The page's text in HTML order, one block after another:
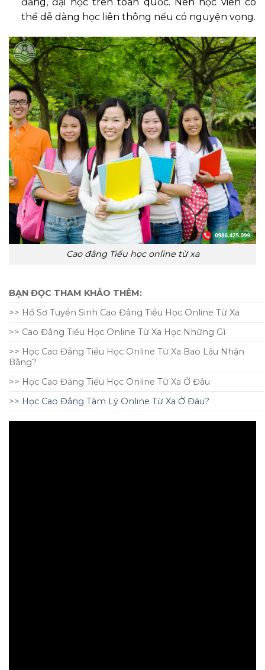
thể dễ dàng học liên thông nếu có nguyện vọng.
Cao đẳng Tiểu học online từ xa
BẠN ĐỌC THAM KHẢO THÊM:
>> Hồ Sơ Tuyển Sinh Cao Đẳng Tiểu Học Online Từ Xa
>> Cao Đẳng Tiểu Học Online Từ Xa Học Những Gì
>> Học Cao Đẳng Tiểu Học Online Từ Xa Bao Lâu Nhận
Bằng?
>> Học Cao Đẳng Tiểu Học Online Từ Xa Ở Đâu
>> Học Cao Đẳng Tâm Lý Online Từ Xa Ở Đâu?